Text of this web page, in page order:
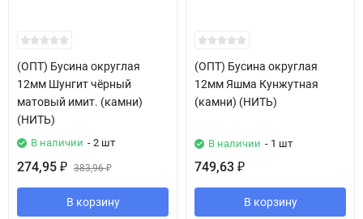
(ОПТ) Бусина округлая
12мм Шунгит чёрный
матовый имит. (камни)
(НИТЬ)
В наличии - 2 шт
274,95 ₽ 383,96₽
В корзину
(ОПТ) Бусина округлая
12мм Яшма Кунжутная
(камни) (НИТЬ)
В наличии - 1 шт
749,63 ₽
В корзину